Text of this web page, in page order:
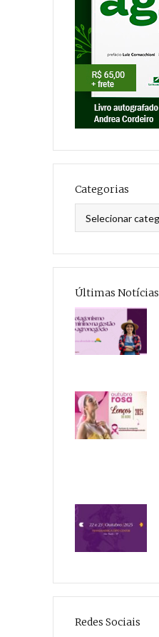
Categorias
Últimas Notícias
Redes Sociais